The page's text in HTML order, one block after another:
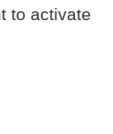
to activate